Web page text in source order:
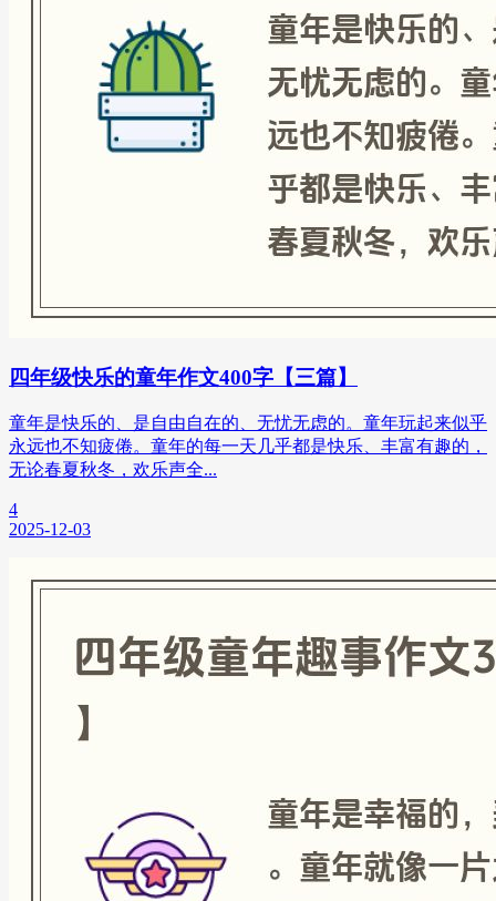
四年级快乐的童年作文400字【三篇】
童年是快乐的、是自由自在的、无忧无虑的。童年玩起来似乎
永远也不知疲倦。童年的每一天几乎都是快乐、丰富有趣的，
无论春夏秋冬，欢乐声全...
4
2025-12-03